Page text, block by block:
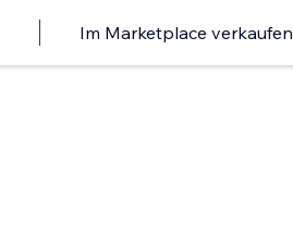
Im Marketplace verkaufen